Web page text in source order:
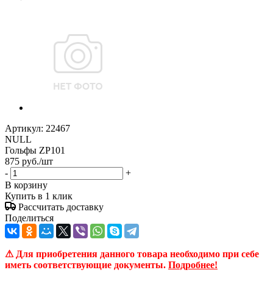
Артикул: 22467
NULL
Гольфы ZP101
875 руб./шт
-
+
В корзину
Купить в 1 клик
Рассчитать доставку
Поделиться
⚠ Для приобретения данного товара необходимо при себе
иметь соответствующие документы. Подробнее!